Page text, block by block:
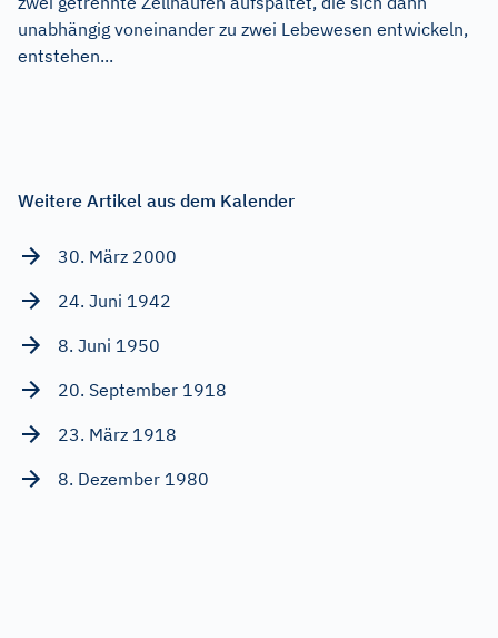
unabhängig voneinander zu zwei Lebewesen entwickeln,
entstehen...
Weitere Artikel aus dem Kalender
30. März 2000
24. Juni 1942
8. Juni 1950
20. September 1918
23. März 1918
8. Dezember 1980